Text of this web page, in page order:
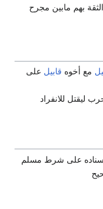
بهم مابين مجرح
مع أخوه قابيل على
ليقتل للانفراد